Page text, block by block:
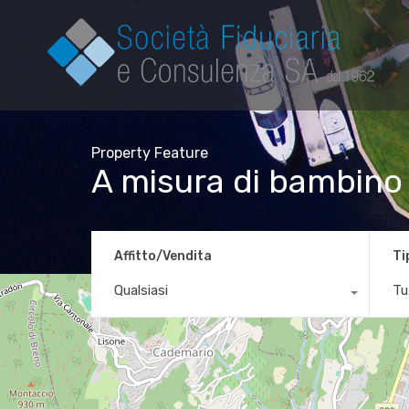
Property Feature
A misura di bambino
Affitto/Vendita
Qualsiasi